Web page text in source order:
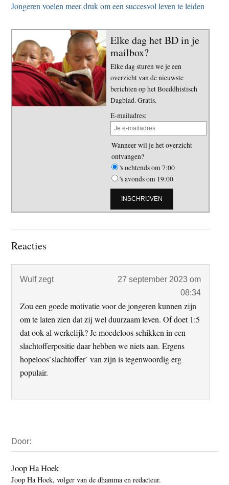
Jongeren voelen meer druk om een succesvol leven te leiden
Elke dag het BD in je
mailbox?
Elke dag sturen we je een
overzicht van de nieuwste
berichten op het Boeddhistisch
Dagblad. Gratis.
E-mailadres:
Wanneer wil je het overzicht
ontvangen?
's ochtends om 7:00
's avonds om 19:00
Lees
Reacties
Wulf zegt
27 september 2023 om
08:34
Zou een goede motivatie voor de jongeren kunnen zijn
om te laten zien dat zij wel duurzaam leven. Of doet 1:5
dat ook al werkelijk? Je moedeloos schikken in een
slachtofferpositie daar hebben we niets aan. Ergens
hopeloos`slachtoffer` van zijn is tegenwoordig erg
populair.
Sidebar
Door:
Joop Ha Hoek
Joop Ha Hoek, volger van de dhamma en redacteur.